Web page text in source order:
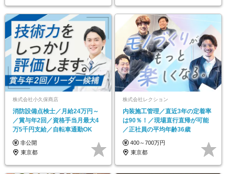
株式会社小久保商店
消防設備点検士／月給24万円～
／賞与年2回／資格手当月最大4
万5千円支給／自転車通勤OK
非公開
東京都
株式会社レクション
内装施工管理／直近3年の定着率
は90％！／現場直行直帰が可能
／正社員の平均年齢36歳
400～700万円
東京都